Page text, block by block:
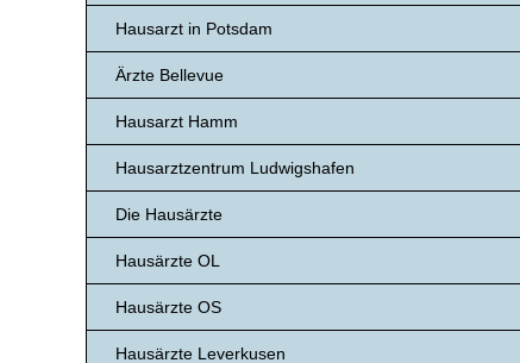
Hausarzt in Potsdam
Ärzte Bellevue
Hausarzt Hamm
Hausarztzentrum Ludwigshafen
Die Hausärzte
Hausärzte OL
Hausärzte OS
Hausärzte Leverkusen